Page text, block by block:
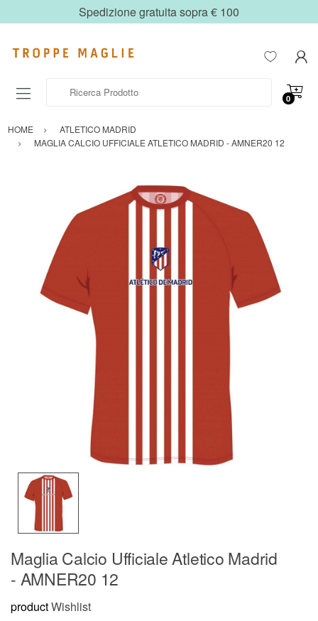
Spedizione gratuita sopra € 100
0
HOME
ATLETICO MADRID
MAGLIA CALCIO UFFICIALE ATLETICO MADRID - AMNER20 12
Maglia Calcio Ufficiale Atletico Madrid
- AMNER20 12
productWishlist